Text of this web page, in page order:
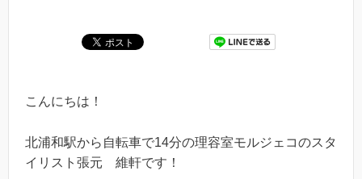
こんにちは！
北浦和駅から自転車で14分の理容室モルジェコのスタ
イリスト張元 維軒です！